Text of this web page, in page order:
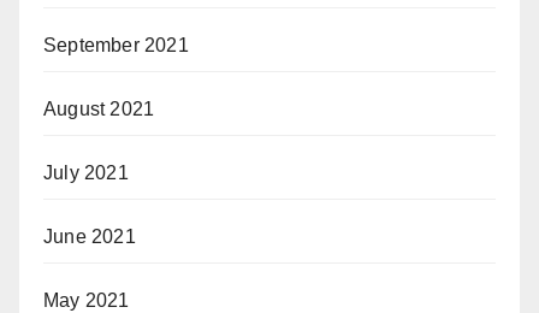
September 2021
August 2021
July 2021
June 2021
May 2021